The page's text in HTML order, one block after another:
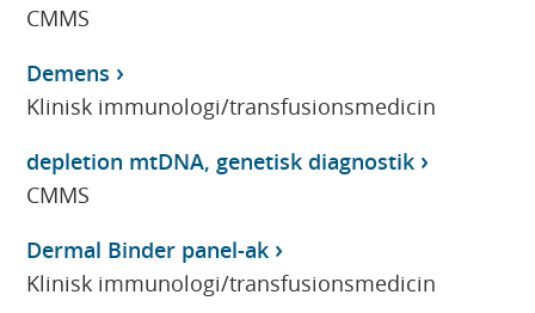
CMMS
Demens
Klinisk immunologi/transfusionsmedicin
depletion mtDNA, genetisk diagnostik
CMMS
Dermal Binder panel-ak
Klinisk immunologi/transfusionsmedicin